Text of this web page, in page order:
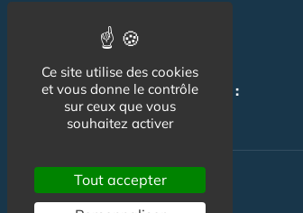
Argent
NOS AUTRES SITES :
Ce site utilise des cookies
et vous donne le contrôle
sur ceux que vous
souhaitez activer
Tout accepter